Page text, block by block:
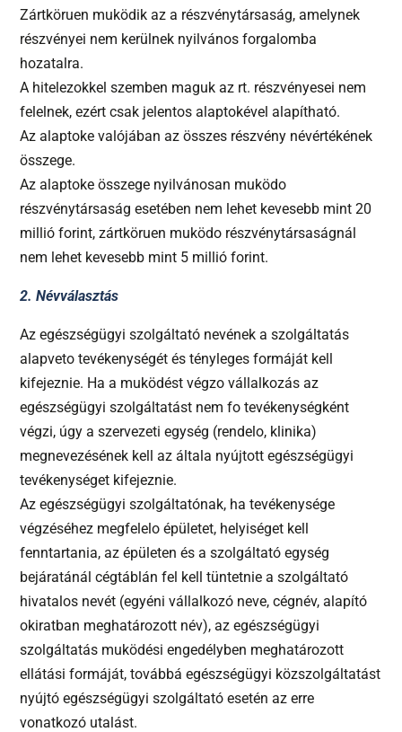
Zártköruen muködik az a részvénytársaság, amelynek
részvényei nem kerülnek nyilvános forgalomba
hozatalra.
A hitelezokkel szemben maguk az rt. részvényesei nem
felelnek, ezért csak jelentos alaptokével alapítható.
Az alaptoke valójában az összes részvény névértékének
összege.
Az alaptoke összege nyilvánosan muködo
részvénytársaság esetében nem lehet kevesebb mint 20
millió forint, zártköruen muködo részvénytársaságnál
nem lehet kevesebb mint 5 millió forint.
2. Névválasztás
Az egészségügyi szolgáltató nevének a szolgáltatás
alapveto tevékenységét és tényleges formáját kell
kifejeznie. Ha a muködést végzo vállalkozás az
egészségügyi szolgáltatást nem fo tevékenységként
végzi, úgy a szervezeti egység (rendelo, klinika)
megnevezésének kell az általa nyújtott egészségügyi
tevékenységet kifejeznie.
Az egészségügyi szolgáltatónak, ha tevékenysége
végzéséhez megfelelo épületet, helyiséget kell
fenntartania, az épületen és a szolgáltató egység
bejáratánál cégtáblán fel kell tüntetnie a szolgáltató
hivatalos nevét (egyéni vállalkozó neve, cégnév, alapító
okiratban meghatározott név), az egészségügyi
szolgáltatás muködési engedélyben meghatározott
ellátási formáját, továbbá egészségügyi közszolgáltatást
nyújtó egészségügyi szolgáltató esetén az erre
vonatkozó utalást.